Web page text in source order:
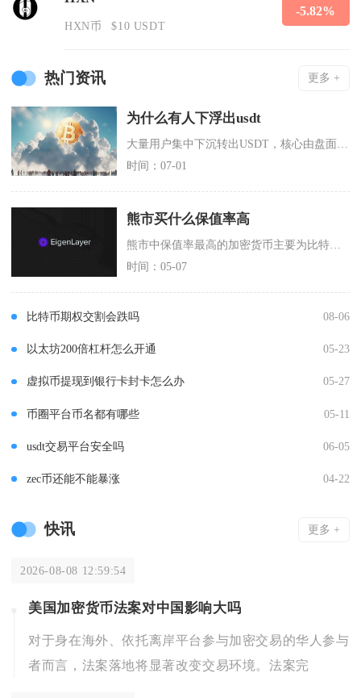
HXN币 $10 USDT
-5.82%
热门资讯 更多 +
为什么有人下浮出usdt
时间：07-01
熊市买什么保值率高
时间：05-07
比特币期权交割会跌吗 08-06
以太坊200倍杠杆怎么开通 05-23
虚拟币提现到银行卡封卡怎么办 05-27
币圈平台币名都有哪些 05-11
usdt交易平台安全吗 06-05
zec币还能不能暴涨 04-22
快讯 更多 +
2026-08-08 12:59:54
美国加密货币法案对中国影响大吗
对于身在海外、依托离岸平台参与加密交易的华人参与
者而言，法案落地将显著改变交易环境。法案完